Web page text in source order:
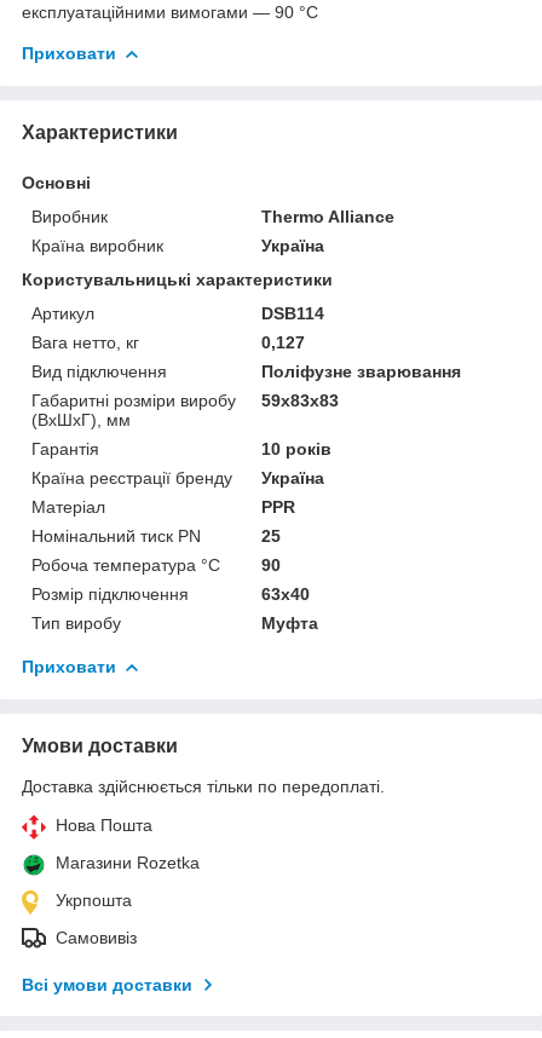
експлуатаційними вимогами — 90 °C
Приховати
Характеристики
Основні
Виробник
Thermo Alliance
Країна виробник
Україна
Користувальницькі характеристики
Артикул
DSB114
Вага нетто, кг
0,127
Вид підключення
Поліфузне зварювання
Габаритні розміри виробу
(ВхШхГ), мм
59х83х83
Гарантія
10 років
Країна реєстрації бренду
Україна
Матеріал
PPR
Номінальний тиск PN
25
Робоча температура °С
90
Розмір підключення
63х40
Тип виробу
Муфта
Приховати
Умови доставки
Доставка здійснюється тільки по передоплаті.
Нова Пошта
Магазини Rozetka
Укрпошта
Самовивіз
Всі умови доставки